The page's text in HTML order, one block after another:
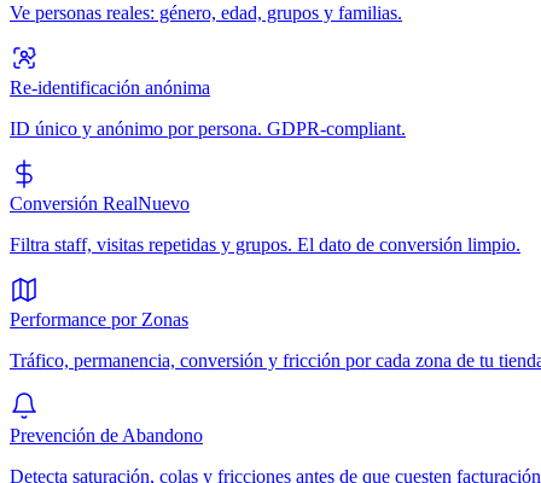
Ve personas reales: género, edad, grupos y familias.
Re-identificación anónima
ID único y anónimo por persona. GDPR-compliant.
Conversión RealNuevo
Filtra staff, visitas repetidas y grupos. El dato de conversión limpio.
Performance por Zonas
Tráfico, permanencia, conversión y fricción por cada zona de tu
Prevención de Abandono
Detecta saturación, colas y fricciones antes de que cuesten